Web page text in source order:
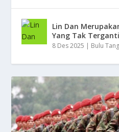
Lin Dan
Yang Tak
8 Des 2025 | Bulu